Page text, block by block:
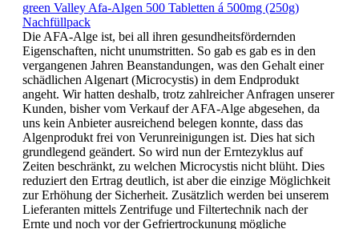
green Valley Afa-Algen 500 Tabletten á 500mg (250g)
Nachfüllpack
Die AFA-Alge ist, bei all ihren gesundheitsfördernden
Eigenschaften, nicht unumstritten. So gab es gab es in den
vergangenen Jahren Beanstandungen, was den Gehalt einer
schädlichen Algenart (Microcystis) in dem Endprodukt
angeht. Wir hatten deshalb, trotz zahlreicher Anfragen unserer
Kunden, bisher vom Verkauf der AFA-Alge abgesehen, da
uns kein Anbieter ausreichend belegen konnte, dass das
Algenprodukt frei von Verunreinigungen ist. Dies hat sich
grundlegend geändert. So wird nun der Erntezyklus auf
Zeiten beschränkt, zu welchen Microcystis nicht blüht. Dies
reduziert den Ertrag deutlich, ist aber die einzige Möglichkeit
zur Erhöhung der Sicherheit. Zusätzlich werden bei unserem
Lieferanten mittels Zentrifuge und Filtertechnik nach der
Ernte und noch vor der Gefriertrockunung mögliche